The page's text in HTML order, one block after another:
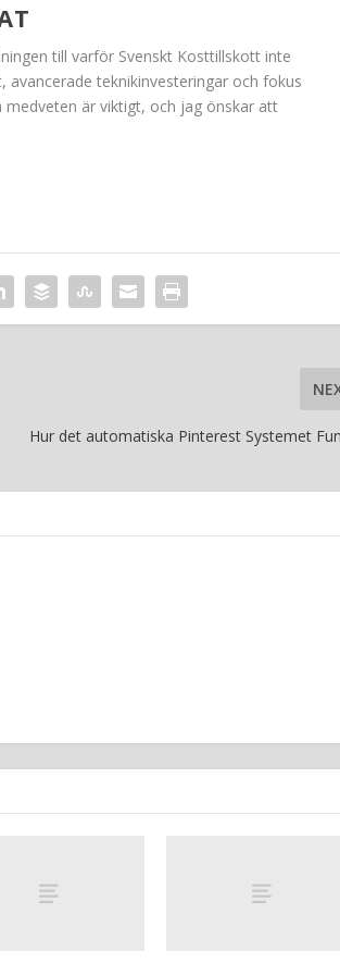
till varför Svenskt Kosttillskott inte
teknikinvesteringar och fokus
är viktigt, och jag önskar att
Hur det automatiska Pinterest Systemet